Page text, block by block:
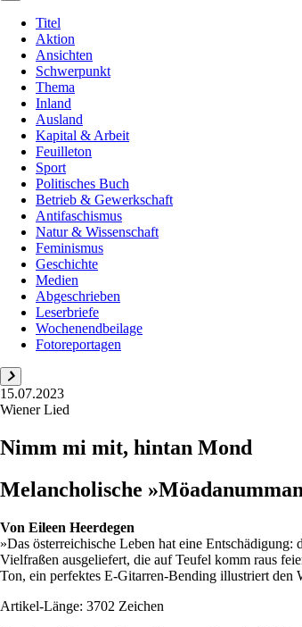
Titel
Aktion
Ansichten
Schwerpunkt
Thema
Inland
Ausland
Kapital & Arbeit
Feuilleton
Sport
Politisches Buch
Betrieb & Gewerkschaft
Antifaschismus
Natur & Wissenschaft
Feminismus
Geschichte
Medien
Abgeschrieben
Leserbriefe
Wochenendbeilage
Fotoreportagen
15.07.2023
Wiener Lied
Nimm mi mit, hintan Mond
Melancholische
Von Eileen Heerdegen
»Das österreichische Leben hat eine
Vielfraßen ausgeliefert, die auf Teufel komm raus
Ton, ein perfektes E-Gitarren-Bending illustriert den
Artikel-Länge: 3702 Zeichen